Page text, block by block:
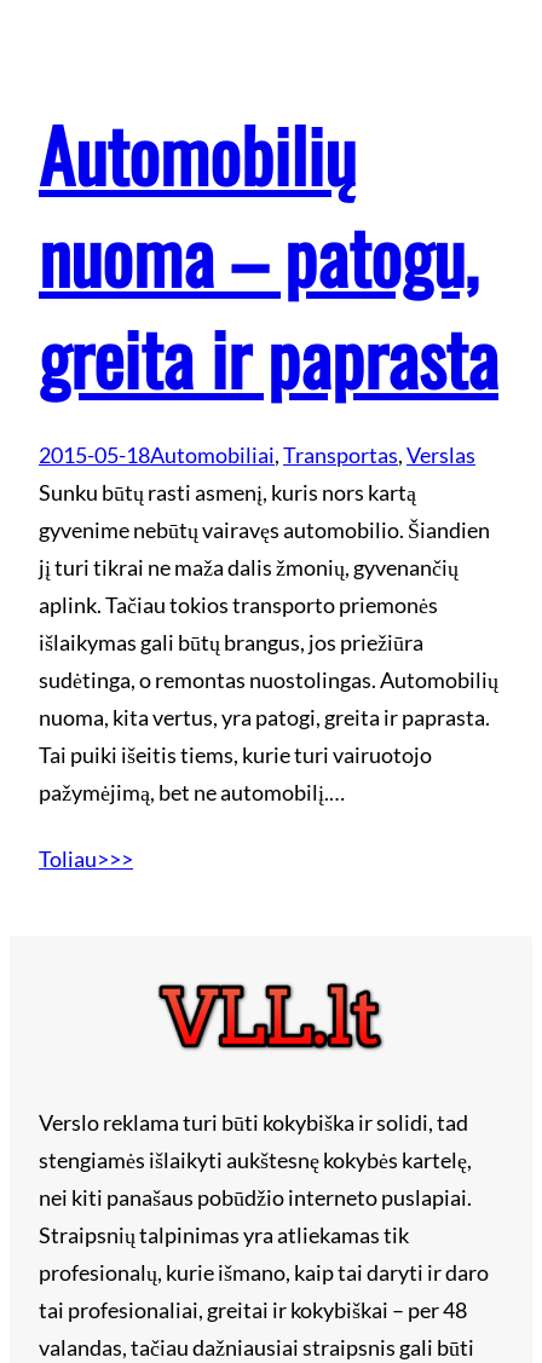
Automobilių
nuoma – patogu,
greita ir paprasta
2015-05-18Automobiliai, Transportas, Verslas
Sunku būtų rasti asmenį, kuris nors kartą
gyvenime nebūtų vairavęs automobilio. Šiandien
jį turi tikrai ne maža dalis žmonių, gyvenančių
aplink. Tačiau tokios transporto priemonės
išlaikymas gali būtų brangus, jos priežiūra
sudėtinga, o remontas nuostolingas. Automobilių
nuoma, kita vertus, yra patogi, greita ir paprasta.
Tai puiki išeitis tiems, kurie turi vairuotojo
pažymėjimą, bet ne automobilį.…
Toliau>>>
Verslo reklama turi būti kokybiška ir solidi, tad
stengiamės išlaikyti aukštesnę kokybės kartelę,
nei kiti panašaus pobūdžio interneto puslapiai.
Straipsnių talpinimas yra atliekamas tik
profesionalų, kurie išmano, kaip tai daryti ir daro
tai profesionaliai, greitai ir kokybiškai – per 48
valandas, tačiau dažniausiai straipsnis gali būti